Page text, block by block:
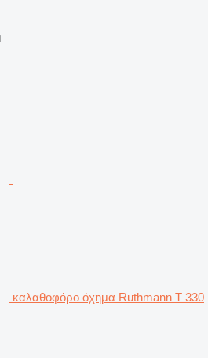
καλαθοφόρο όχημα Ruthmann T 330